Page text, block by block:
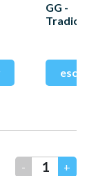
GG -
Tradicional
- +